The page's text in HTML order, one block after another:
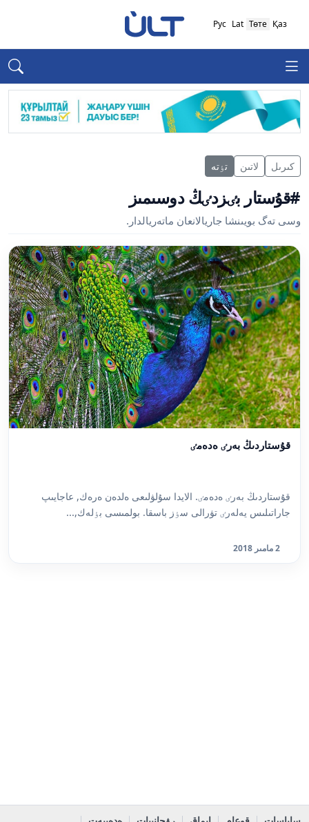
Қаз
Төте
Lat
Рус
كىرىل لاتىن تٶتە
#قۇستار بٸزدٸڭ دوسىمىز
وسى تەگ بويىنشا جاريالانعان ماتەريالدار.
قۇستاردىڭ بەرٸ ەدەمٸ
قۇستاردىڭ بەرٸ ەدەمٸ. الايدا سۇلۋلىعى ەلدەن ەرەك, عاجايىپ
جاراتىلىس يەلەرٸ تۋرالى سٶز باسقا. بولمىسى بٶلەك,...
2 مامىر 2018